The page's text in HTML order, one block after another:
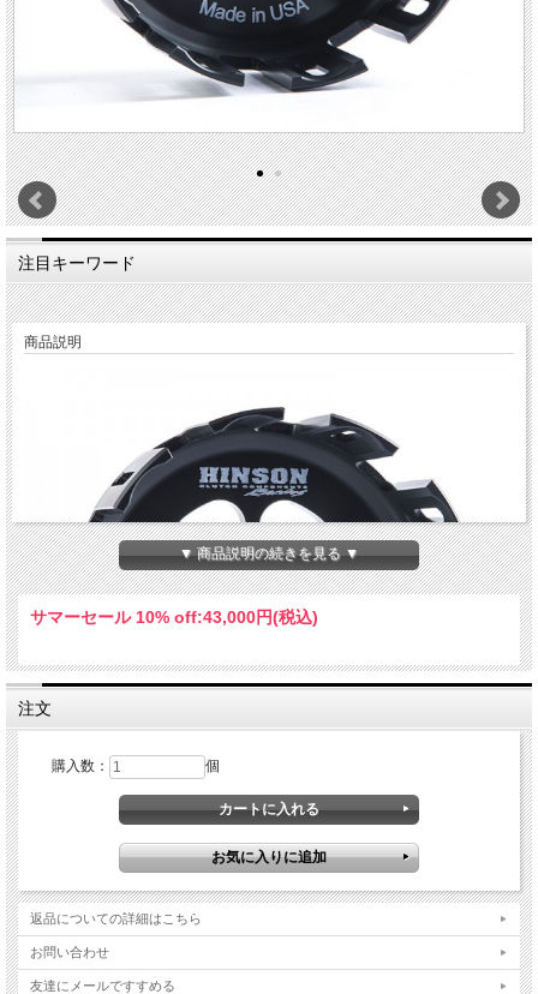
注目キーワード
商品説明
ビレットプルーフ クラッチバスケット
・ ほぼすべての有名ファクトリー・チームやライダーが使用
・ クラッチ性能と寿命が格段に向上
・ 放熱性の向上
・ 航空宇宙技術でも使用される強度の優れたT6アルミ材から削り出し、 ハードコ
▼ 商品説明の続きを見る ▼
サマーセール 10% off:43,000円(税込)
注文
購入数： 個
返品についての詳細はこちら
お問い合わせ
友達にメールですすめる